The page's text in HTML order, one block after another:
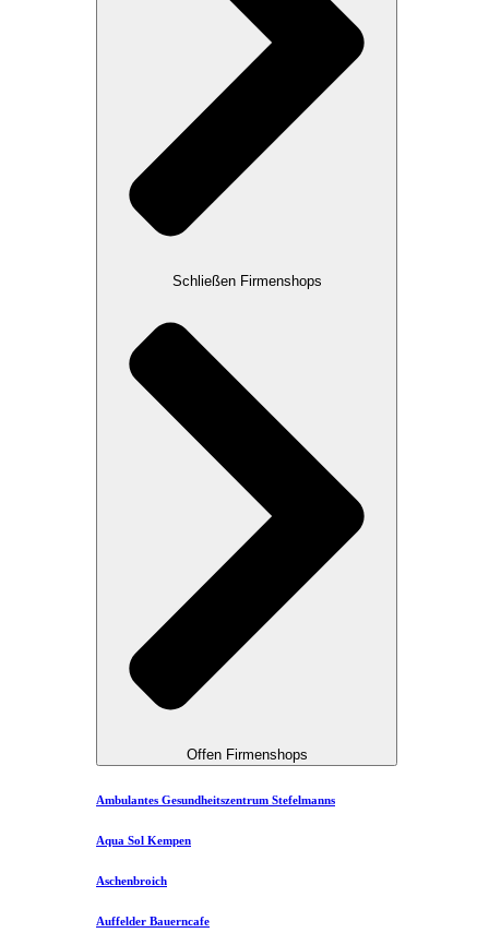
Schließen Firmenshops
Offen Firmenshops
Ambulantes Gesundheitszentrum Stefelmanns
Aqua Sol Kempen
Aschenbroich
Auffelder Bauerncafe